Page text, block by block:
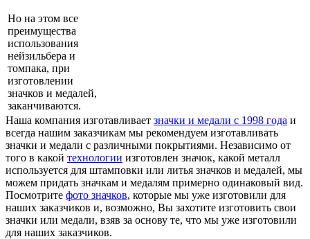
Но на этом все
преимущества
использования
нейзильбера и
томпака, при
изготовлении
значков и медалей,
заканчиваются.
Наша компания изготавливает значки и медали с 1998 года и
всегда нашим заказчикам мы рекомендуем изготавливать
значки и медали с различными покрытиями. Независимо от
того в какой технологии изготовлен значок, какой металл
используется для штамповки или литья значков и медалей, мы
можем придать значкам и медалям примерно одинаковый вид.
Посмотрите фото значков, которые мы уже изготовили для
наших заказчиков и, возможно, Вы захотите изготовить свои
значки или медали, взяв за основу те, что мы уже изготовили
для наших заказчиков.